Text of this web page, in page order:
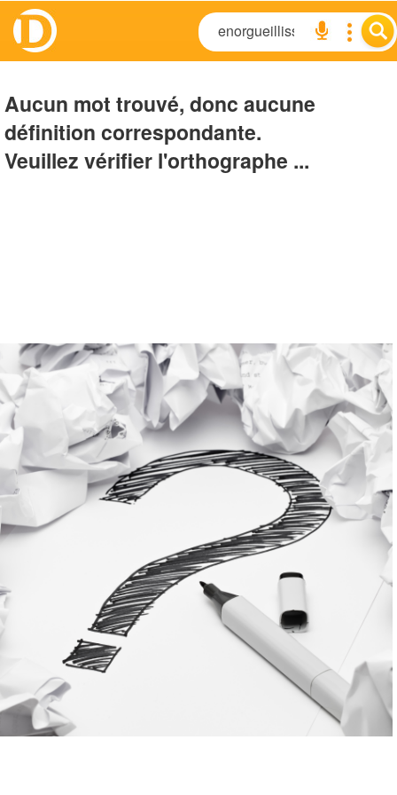
Aucun mot trouvé, donc aucune
définition correspondante.
Veuillez vérifier l'orthographe ...